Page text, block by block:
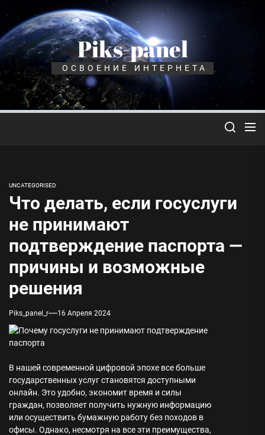
Перейти
содержимому
Piks-panel
ОСВОЕНИЕ ИНТЕРНЕТА
UNCATEGORISED
Что делать, если госуслуги
не принимают
подтверждение паспорта —
причины и возможные
решения
Piks_panel_r 16 Апреля 2024
В нашей современной цифровой эпохе все больше
государственных услуг становятся доступными
онлайн. Это удобно, экономит время и силы
граждан, позволяет получить нужную информацию
или осуществить бумажную работу без походов в
офисы. Однако, несмотря на все эти преимущества,